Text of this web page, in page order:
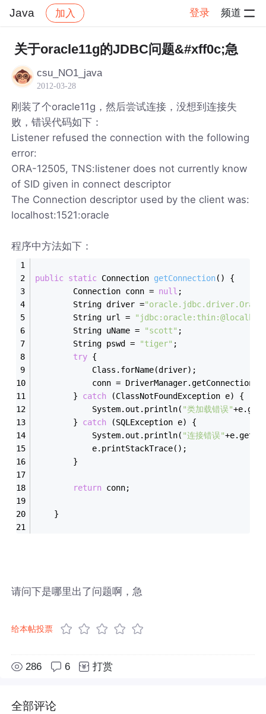
Java 加入 登录 频道
社区 Java 帖子详情
关于oracle11g的JDBC问题&#xff0c;急
csu_NO1_java
2012-03-28
刚装了个oracle11g，然后尝试连接，没想到连接失
败，错误代码如下：
Listener refused the connection with the following
error:
ORA-12505, TNS:listener does not currently know
of SID given in connect descriptor
The Connection descriptor used by the client was:
localhost:1521:oracle
程序中方法如下：
public static Connection getConnection()
{
		Connection conn =
null ;
		String driver =
		String url =
		String uName =
"scott" ;
		String pswd =
"tiger" ;
try {
			Class.forName(driver);
conn =
		}
catch (ClassNotFoundException e) {
			System.out.println(
"类加载错误"
		}
catch (SQLException e) {
			System.out.println(
"连接错误"
			e.printStackTrace();
		}
return conn;
	}
请问下是哪里出了问题啊，急
给本帖投票
286 6 打赏
全部评论